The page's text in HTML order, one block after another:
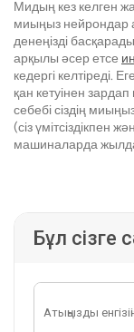
Мидың кез келген
миыңыз нейрондар
денеңізді
арқылы әсер етсе
кедергі келтіреді.
қан кетуінен
себебі сіздің
(сіз үмітсіздікпен
машиналарда
Бұл сізге